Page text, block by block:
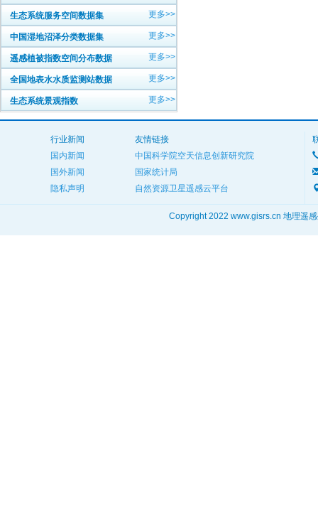
生态系统服务空间数据集 更多>>
中国湿地沼泽分类数据集 更多>>
遥感植被指数空间分布数据 更多>>
全国地表水水质监测站数据 更多>>
生态系统景观指数 更多>>
行业新闻
国内新闻
国外新闻
隐私声明
友情链接
中国科学院空天信息创新研究院
国家统计局
自然资源卫星遥感云平台
Copyright 2022 www.gisrs.cn 地理遥